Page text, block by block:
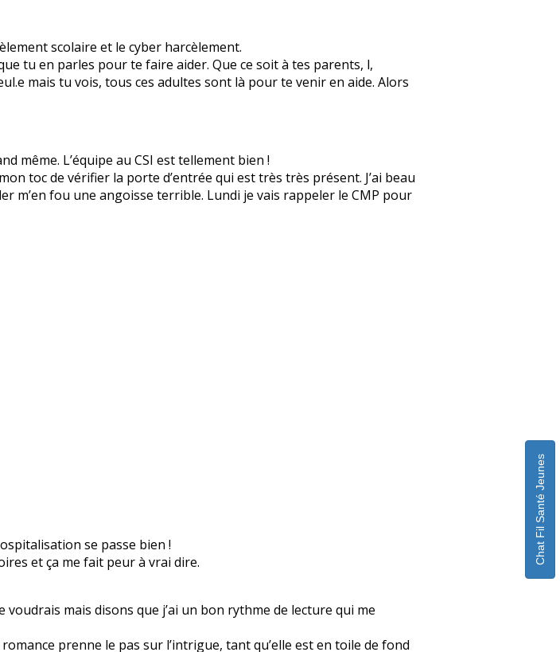
scolaire et le cyber harcèlement.
tu en parles pour te faire aider. Que ce soit à tes parents, l,
mais tu vois, tous ces adultes sont là pour te venir en aide. Alors
même. L’équipe au CSI est tellement bien !
toc de vérifier la porte d’entrée qui est très très présent. J’ai beau
m’en fou une angoisse terrible. Lundi je vais rappeler le CMP pour
se passe bien !
et ça me fait peur à vrai dire.
voudrais mais disons que j’ai un bon rythme de lecture qui me
prenne le pas sur l’intrigue, tant qu’elle est en toile de fond
Chat Fil Santé Jeunes